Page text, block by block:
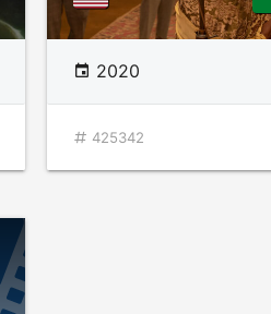
2020
425342